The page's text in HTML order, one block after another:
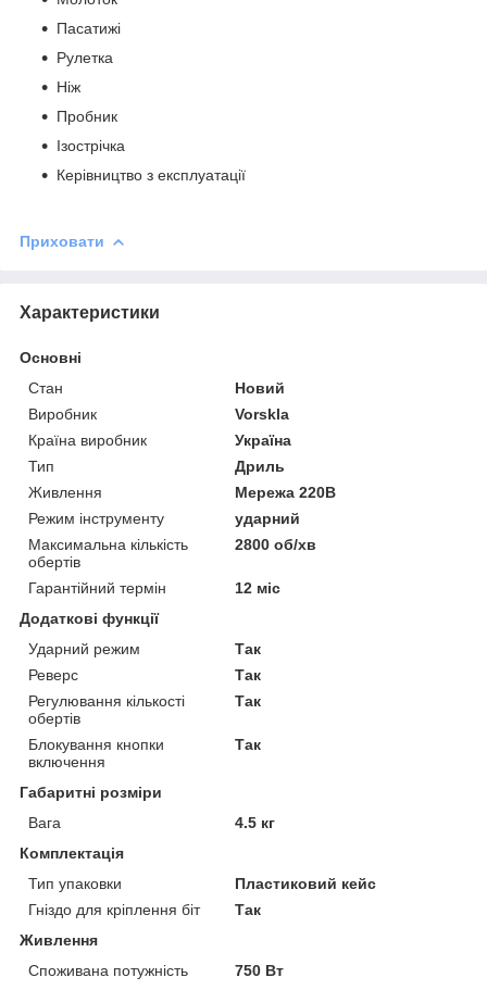
Пасатижі
Рулетка
Ніж
Пробник
Ізострічка
Керівництво з експлуатації
Приховати
Характеристики
Основні
Стан
Новий
Виробник
Vorskla
Країна виробник
Україна
Тип
Дриль
Живлення
Мережа 220В
Режим інструменту
ударний
Максимальна кількість
обертів
2800 об/хв
Гарантійний термін
12 міс
Додаткові функції
Ударний режим
Так
Реверс
Так
Регулювання кількості
обертів
Так
Блокування кнопки
включення
Так
Габаритні розміри
Вага
4.5 кг
Комплектація
Тип упаковки
Пластиковий кейс
Гніздо для кріплення біт
Так
Живлення
Споживана потужність
750 Вт